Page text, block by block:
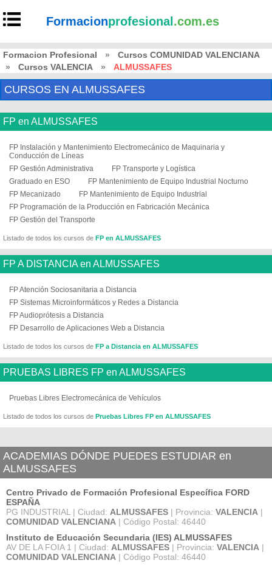
Formacionprofesional .com.es
Formacion Profesional »
Cursos COMUNIDAD VALENCIANA
»
Cursos VALENCIA » ALMUSSAFES
CURSOS EN ALMUSSAFES
FP en ALMUSSAFES
FP Instalación y Mantenimiento Electromecánico de Maquinaria y
Conducción de Líneas
FP Gestión Administrativa
FP Transporte y Logística
Graduado en ESO
FP Mantenimiento de Equipo Industrial Nocturno
FP Mecanizado
FP Mantenimiento de Equipo Industrial
FP Programación de la Producción en Fabricación Mecánica
FP Gestión del Transporte
Listado de todos los cursos de FP en ALMUSSAFES
FP A DISTANCIA en ALMUSSAFES
FP Atención Sociosanitaria a Distancia
FP Sistemas Microinformáticos y Redes a Distancia
FP Audioprótesis a Distancia
FP Desarrollo de Aplicaciones Web a Distancia
Listado de todos los cursos de FP a Distancia en ALMUSSAFES
PRUEBAS LIBRES FP en ALMUSSAFES
Pruebas Libres Electromecánica de Vehículos
Listado de todos los cursos de Pruebas Libres FP en ALMUSSAFES
ACADEMIAS DÓNDE PUEDES ESTUDIAR en
ALMUSSAFES
Centro Privado de Formación Profesional Específica FORD
ESPAÑA
PG INDUSTRIAL | Ciudad: ALMUSSAFES | Provincia: VALENCIA |
COMUNIDAD VALENCIANA | Código Postal: 46440
Instituto de Educación Secundaria (IES) ALMUSSAFES
AV DE LA FOIA 1 | Ciudad: ALMUSSAFES | Provincia: VALENCIA |
COMUNIDAD VALENCIANA | Código Postal: 46440